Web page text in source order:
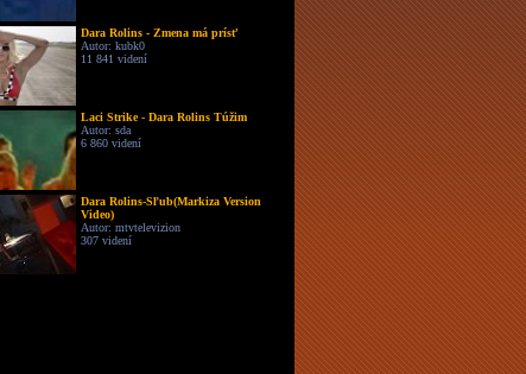
Dara Rolins - Zmena má prísť
Autor: kubk0
11 841 videní
Laci Strike - Dara Rolins Túžim
Autor: sda
6 860 videní
Dara Rolins-Sľub(Markiza Version
Video)
Autor: mtvtelevizion
307 videní